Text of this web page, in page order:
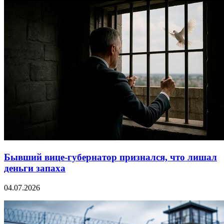
Бывший вице-губернатор признался, что лишал
деньги запаха
04.07.2026